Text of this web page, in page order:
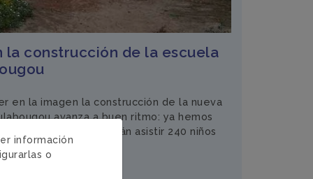
la construcción de la escuela
en la imagen la construcción de la nueva
avanza a buen ritmo: ya hemos
aulas a las que podrán asistir 240 niños
años. ...Leer más
información
o